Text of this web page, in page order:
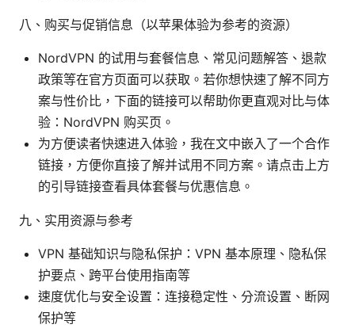
八、购买与促销信息（以苹果体验为参考的资源）
NordVPN 的试用与套餐信息、常见问题解答、退款
政策等在官方页面可以获取。若你想快速了解不同方
案与性价比，下面的链接可以帮助你更直观对比与体
验：NordVPN 购买页。
为方便读者快速进入体验，我在文中嵌入了一个合作
链接，方便你直接了解并试用不同方案。请点击上方
的引导链接查看具体套餐与优惠信息。
九、实用资源与参考
VPN 基础知识与隐私保护：VPN 基本原理、隐私保
护要点、跨平台使用指南等
速度优化与安全设置：连接稳定性、分流设置、断网
保护等